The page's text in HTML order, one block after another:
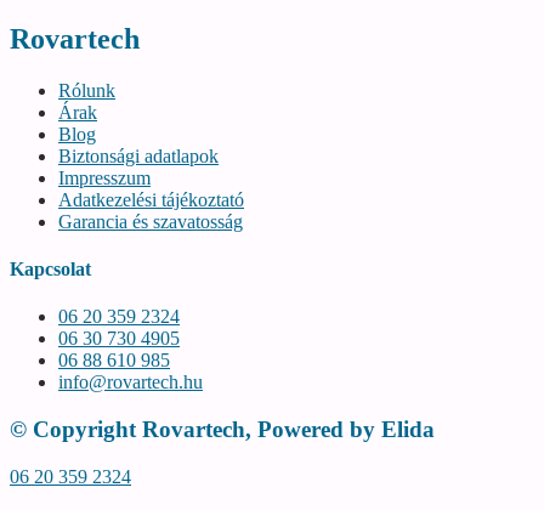
Rovartech
Rólunk
Árak
Blog
Biztonsági adatlapok
Impresszum
Adatkezelési tájékoztató
Garancia és szavatosság
Kapcsolat
06 20 359 2324
06 30 730 4905
06 88 610 985
info@rovartech.hu
© Copyright Rovartech, Powered by Elida
06 20 359 2324